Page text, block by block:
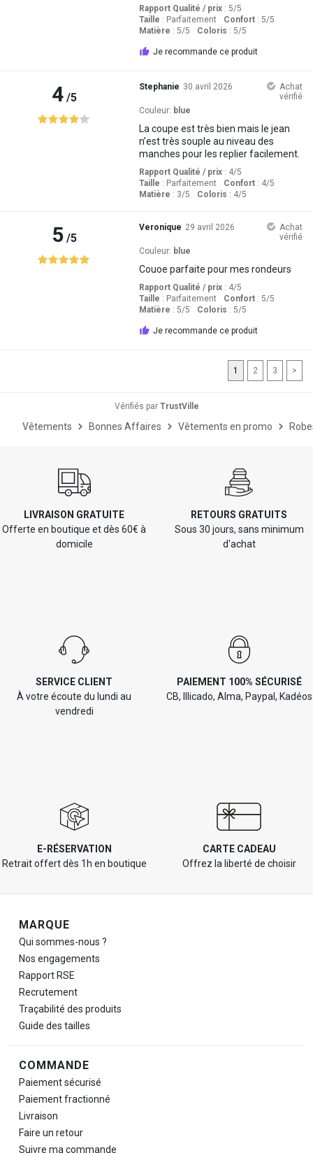
Rapport Qualité / prix: 5/5
Taille : Parfaitement Confort: 5/5
Matière : 5/5 Coloris : 5/5
Je recommande ce produit
4/5
Stephanie 30 avril 2026
Achat
vérifié
Couleur: blue
La coupe est très bien mais le jean
n’est très souple au niveau des
manches pour les replier facilement.
Rapport Qualité / prix: 4/5
Taille : Parfaitement Confort: 4/5
Matière : 3/5 Coloris : 4/5
5/5
Veronique 29 avril 2026
Achat
vérifié
Couleur: blue
Couoe parfaite pour mes rondeurs
Rapport Qualité / prix: 4/5
Taille : Parfaitement Confort: 5/5
Matière : 5/5 Coloris : 5/5
Je recommande ce produit
1 2 3 >
Vérifiés par TrustVille
Vêtements Bonnes Affaires Vêtements en promo
LIVRAISON GRATUITE
Offerte en boutique et dès 60€ à
domicile
RETOURS GRATUITS
Sous 30 jours, sans minimum
d'achat
SERVICE CLIENT
À votre écoute du lundi au
vendredi
PAIEMENT 100% SÉCURISÉ
CB, Illicado, Alma, Paypal, Kadéos
E-RÉSERVATION
Retrait offert dès 1h en boutique
CARTE CADEAU
Offrez la liberté de choisir
Navigation de pied de page
MARQUE
Qui sommes-nous ?
Nos engagements
Rapport RSE
Recrutement
Traçabilité des produits
Guide des tailles
COMMANDE
Paiement sécurisé
Paiement fractionné
Livraison
Faire un retour
Suivre ma commande